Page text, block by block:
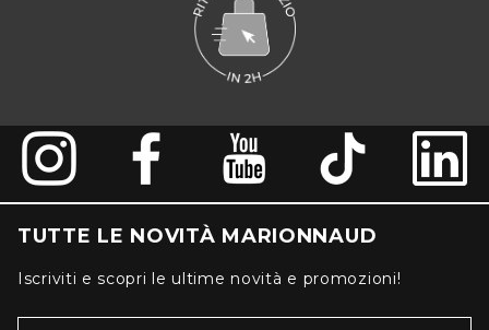
TUTTE LE NOVITÀ MARIONNAUD
Iscriviti e scopri le ultime novità e promozioni!